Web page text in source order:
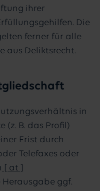
ihrer
Die
ferner für alle
aus Deliktsrecht.
in
(z. B. das Profil)
Frist durch
Telefaxes oder
[ at ]
Herausgabe ggf.